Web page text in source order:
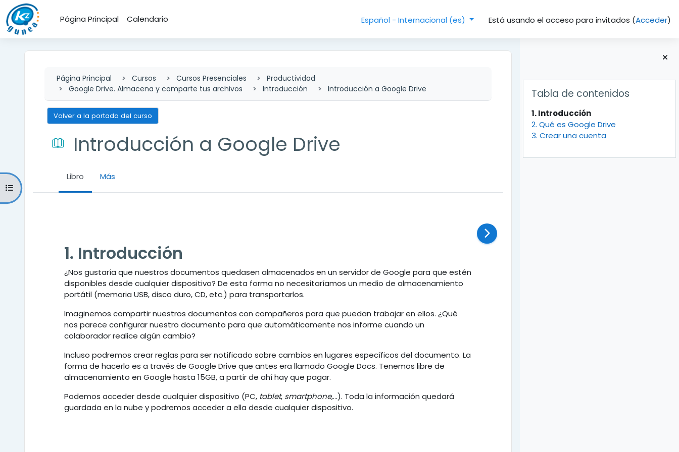
Salta al contenido principal
Página Principal
Calendario Español - Internacional ‎(es)‎ Está usando el acceso para invitados (Acceder)
Bloques
Tabla de contenidos
1. Introducción
2. Qué es Google Drive
3. Crear una cuenta
Abrir índice del curso
Página Principal Cursos Cursos Presenciales
Productividad
Google Drive. Almacena y comparte tus archivos
Introducción Introducción a Google Drive
Volver a la portada del curso
Introducción a Google Drive
Libro Más
1. Introducción
¿Nos gustaría que nuestros documentos quedasen almacenados en un servidor de Google para que estén
disponibles desde cualquier dispositivo? De esta forma no necesitaríamos un medio de almacenamiento
portátil (memoria USB, disco duro, CD, etc.) para transportarlos.
Imaginemos compartir nuestros documentos con compañeros para que puedan trabajar en ellos. ¿Qué
nos parece configurar nuestro documento para que automáticamente nos informe cuando un
colaborador realice algún cambio?
Incluso podremos crear reglas para ser notificado sobre cambios en lugares específicos del documento. La
forma de hacerlo es a través de Google Drive que antes era llamado Google Docs. Tenemos libre de
almacenamiento en Google hasta 15GB, a partir de ahí hay que pagar.
Podemos acceder desde cualquier dispositivo (PC, tablet, smartphone,...). Toda la información quedará
guardada en la nube y podremos acceder a ella desde cualquier dispositivo.